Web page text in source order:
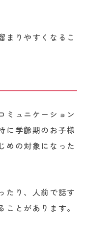
まりやすくなるこ
ミュニケーション
に学齢期のお子様
めの対象になった
たり、人前で話す
とがあります。